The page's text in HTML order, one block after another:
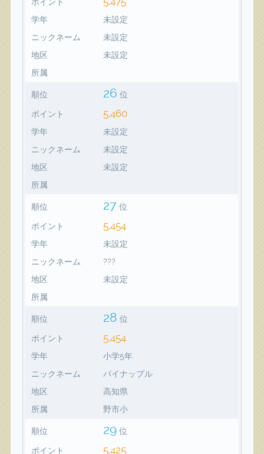
学年
未設定
ニックネーム
未設定
地区
未設定
所属
順位 26 位
ポイント 5,460
学年
未設定
ニックネーム
未設定
地区
未設定
所属
順位 27 位
ポイント 5,454
学年
未設定
ニックネーム
???
地区
未設定
所属
順位 28 位
ポイント 5,454
学年
小学5年
ニックネーム
パイナップル
地区
高知県
所属
野市小
順位 29 位
ポイント 5,425